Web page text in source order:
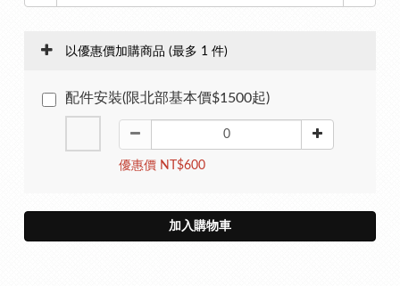
以優惠價加購商品 (最多 1 件)
配件安裝(限北部基本價$1500起)
優惠價 NT$600
加入購物車